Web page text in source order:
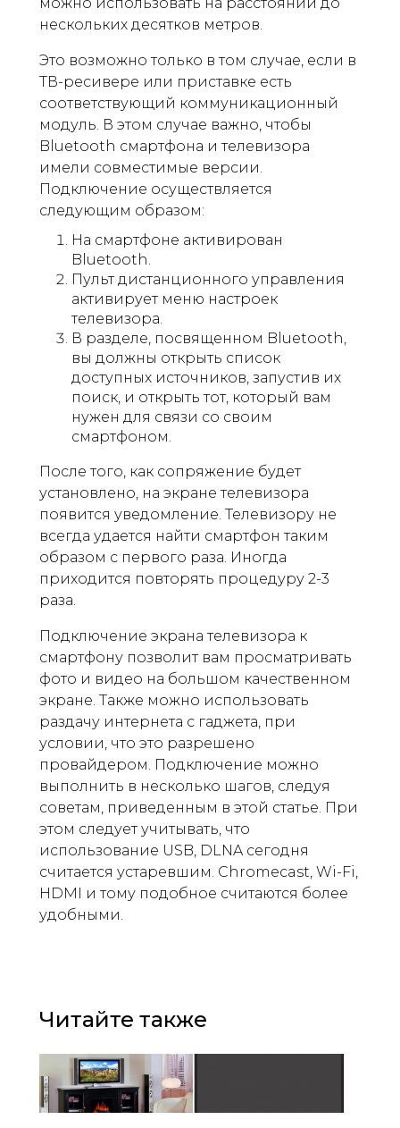
нескольких десятков метров.
Это возможно только в том случае, если в
ТВ-ресивере или приставке есть
соответствующий коммуникационный
модуль. В этом случае важно, чтобы
Bluetooth смартфона и телевизора
имели совместимые версии.
Подключение осуществляется
следующим образом:
На смартфоне активирован
Bluetooth.
Пульт дистанционного управления
активирует меню настроек
телевизора.
В разделе, посвященном Bluetooth,
вы должны открыть список
доступных источников, запустив их
поиск, и открыть тот, который вам
нужен для связи со своим
смартфоном.
После того, как сопряжение будет
установлено, на экране телевизора
появится уведомление. Телевизору не
всегда удается найти смартфон таким
образом с первого раза. Иногда
приходится повторять процедуру 2-3
раза.
Подключение экрана телевизора к
смартфону позволит вам просматривать
фото и видео на большом качественном
экране. Также можно использовать
раздачу интернета с гаджета, при
условии, что это разрешено
провайдером. Подключение можно
выполнить в несколько шагов, следуя
советам, приведенным в этой статье. При
этом следует учитывать, что
использование USB, DLNA сегодня
считается устаревшим. Chromecast, Wi-Fi,
HDMI и тому подобное считаются более
удобными.
Читайте также